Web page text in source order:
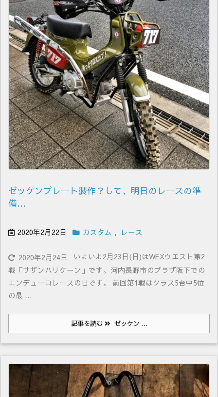
ゼッケンプレート製作？して、明日のレースの準
備…
2020年2月22日 カスタム , レース
2020年2月24日
いよいよ2月23日(日)はWEXウエスト第2
戦「サザンハリケーン」です。河内長野市のプラザ阪下での
エンデューロレースの日です。 前回第1戦はクラス5台中5位
の最 ...
記事を読む ゼッケン ...